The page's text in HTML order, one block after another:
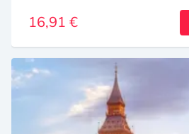
16,91 €